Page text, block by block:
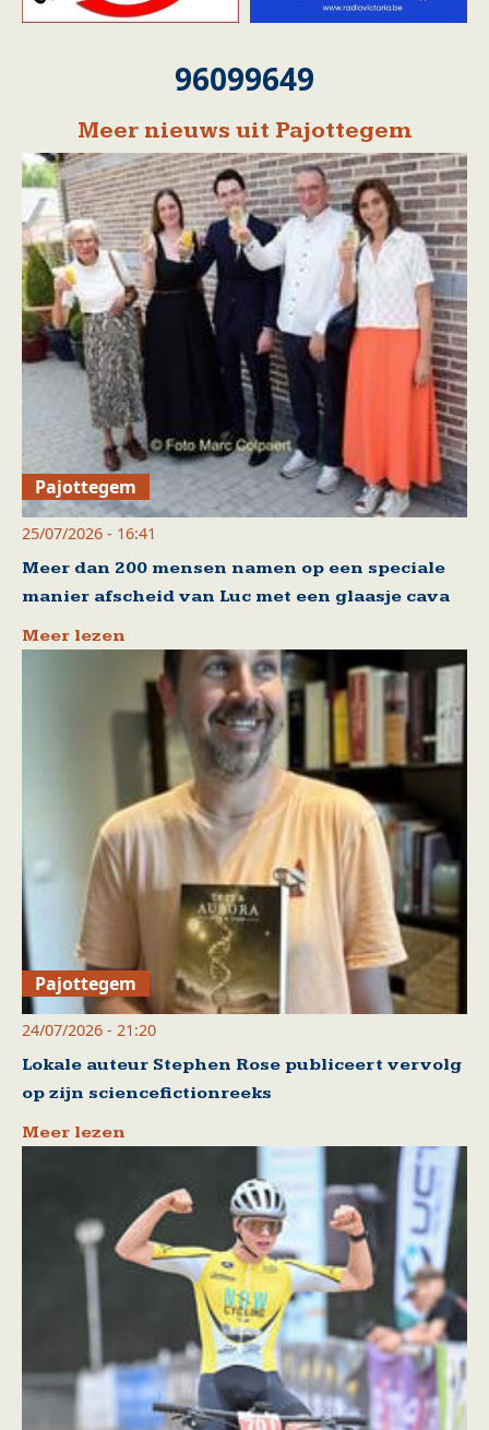
96099649
Meer nieuws uit Pajottegem
Pajottegem
25/07/2026 - 16:41
Meer dan 200 mensen namen op een speciale
manier afscheid van Luc met een glaasje cava
Meer lezen
Pajottegem
24/07/2026 - 21:20
Lokale auteur Stephen Rose publiceert vervolg
op zijn sciencefictionreeks
Meer lezen